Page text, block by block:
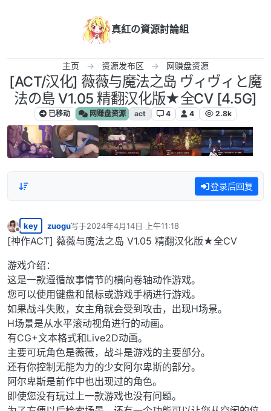
真紅の資源討論組
主页 资源发布区 网赚盘资源
[ACT/汉化] 薇薇与魔法之岛 ヴィヴィと魔
法の島 V1.05 精翻汉化版★全CV [4.5G]
已移动 网赚盘资源 act 4 4 2.8k
登录后回复
离线
key zuogu写于2024年4月14日 上午11:18
最后由 编辑
[神作ACT] 薇薇与魔法之岛 V1.05 精翻汉化版★全CV
游戏介绍：
这是一款遵循故事情节的横向卷轴动作游戏。
您可以使用键盘和鼠标或游戏手柄进行游戏。
如果战斗失败，女主角就会受到攻击，出现H场景。
H场景是从水平滚动视角进行的动画。
有CG+文本格式和Live2D动画。
主要可玩角色是薇薇，战斗是游戏的主要部分。
还有你控制无能为力的少女阿尔卑斯的部分。
阿尔卑斯是前作中也出现过的角色。
即使您没有玩过上一款游戏也没有问题。